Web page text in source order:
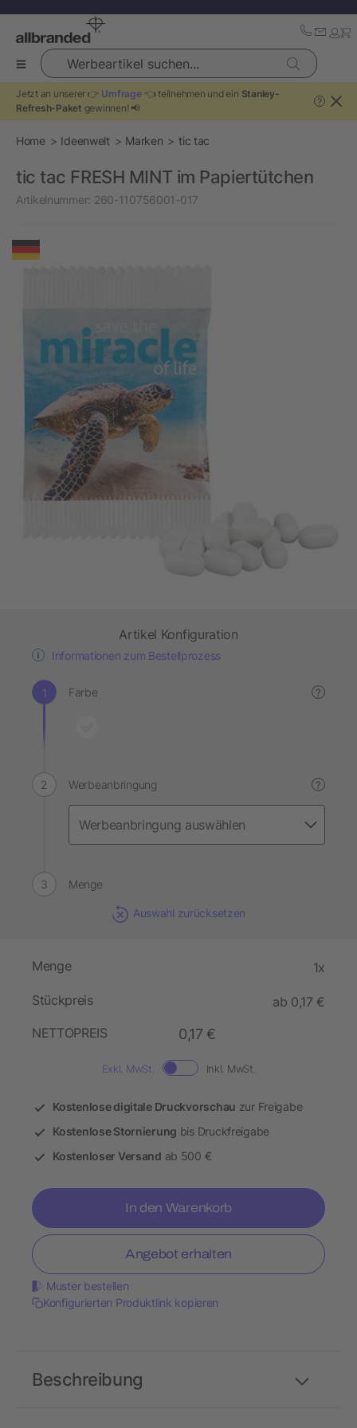
Werbeartikel suchen...
Jetzt an unserer 👉 Umfrage👈 teilnehmen und ein Stanley-
Refresh-Paket gewinnen! 📢
?
Home Ideenwelt Marken tic tac
tic tac FRESH MINT im Papiertütchen
Artikelnummer: 260-110756001-017
Artikel Konfiguration
Informationen zum Bestellprozess
Farbe ?
Werbeanbringung ?
Menge
Auswahl zurücksetzen
Menge 1x
Stückpreis
ab 0,17 €
NETTOPREIS
0,17 €
Exkl. MwSt. Inkl. MwSt.
Kostenlose digitale Druckvorschau zur Freigabe
Kostenlose Stornierung bis Druckfreigabe
Kostenloser Versand ab 500 €
In den Warenkorb
Angebot erhalten
Muster bestellen
Konfigurierten Produktlink kopieren
Beschreibung